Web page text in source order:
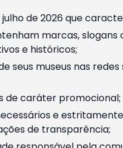
de 2026 que
marcas,
e históricos;
museus nas
de caráter promocional;
e
de transparência;